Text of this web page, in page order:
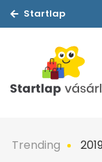
Startlap
Trending